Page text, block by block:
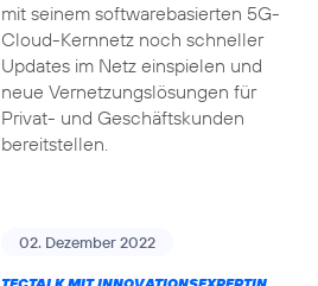
mit seinem softwarebasierten 5G-
Cloud-Kernnetz noch schneller
Updates im Netz einspielen und
neue Vernetzungslösungen für
Privat- und Geschäftskunden
bereitstellen.
02. Dezember 2022